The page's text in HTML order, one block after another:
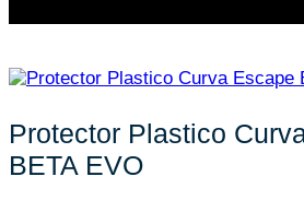
Protector Plastico
BETA EVO